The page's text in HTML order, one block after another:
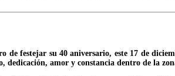
de festejar su 40 aniversario, este 17 de
dedicación, amor y constancia dentro de la